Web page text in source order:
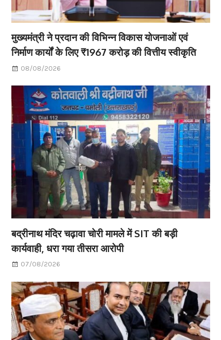
मुख्यमंत्री ने प्रदान की विभिन्न विकास योजनाओं एवं
निर्माण कार्यों के लिए ₹1967 करोड़ की वित्तीय स्वीकृति
08/08/2026
बद्रीनाथ मंदिर चढ़ावा चोरी मामले में SIT की बड़ी
कार्यवाही, धरा गया तीसरा आरोपी
07/08/2026